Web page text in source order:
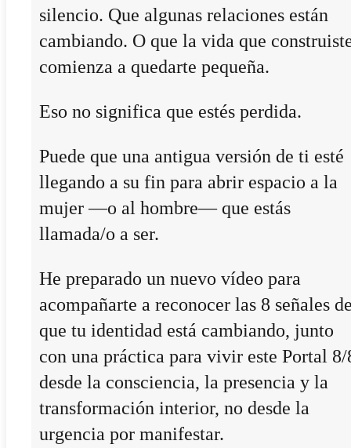
silencio. Que algunas relaciones están
cambiando. O que la vida que
comienza a quedarte pequeña.
Eso no significa que estés perdida.
Puede que una antigua versión de ti esté
llegando a su fin para abrir espacio a la
mujer —o al hombre— que estás
llamada/o a ser.
He preparado un nuevo vídeo para
acompañarte a reconocer las 8 señales
que tu identidad está cambiando, junto
con una práctica para vivir este Portal 8/
desde la consciencia, la presencia y la
transformación interior, no desde la
urgencia por manifestar.